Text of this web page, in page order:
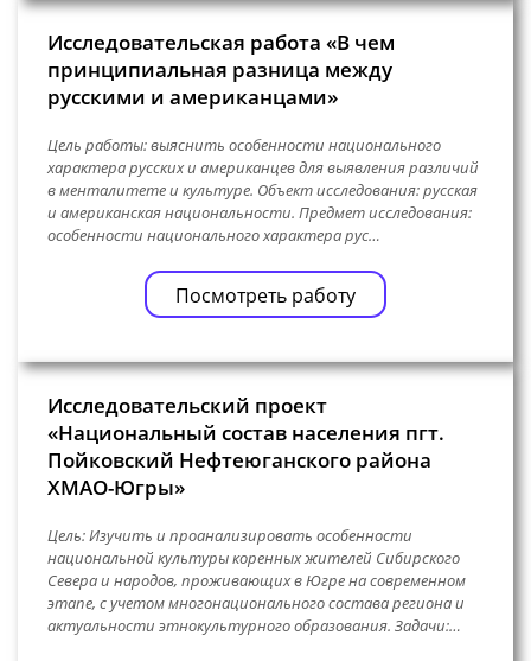
Исследовательская работа «В чем
принципиальная разница между
русскими и американцами»
Цель работы: выяснить особенности национального
характера русских и американцев для выявления различий
в менталитете и культуре. Объект исследования: русская
и американская национальности. Предмет исследования:
особенности национального характера рус…
Посмотреть работу
Исследовательский проект
«Национальный состав населения пгт.
Пойковский Нефтеюганского района
ХМАО-Югры»
Цель: Изучить и проанализировать особенности
национальной культуры коренных жителей Сибирского
Севера и народов, проживающих в Югре на современном
этапе, с учетом многонационального состава региона и
актуальности этнокультурного образования. Задачи:…